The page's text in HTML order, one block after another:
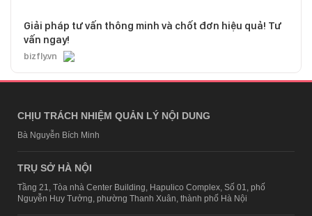
Giải pháp tư vấn thông minh và chốt đơn hiệu quả! Tư
vấn ngay!
bizfly.vn
CHỊU TRÁCH NHIỆM QUẢN LÝ NỘI DUNG
Bà Nguyễn Bích Minh
TRỤ SỞ HÀ NỘI
Tầng 21, Tòa nhà Center Building, Hapulico Complex, Số 01, phố
Nguyễn Huy Tưởng, phường Thanh Xuân, thành phố Hà Nội